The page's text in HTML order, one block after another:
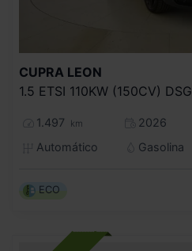
CUPRA LEON
1.5 ETSI 110KW (150CV) DSG
1.497 km
2026
Automático
Gasolina
ECO